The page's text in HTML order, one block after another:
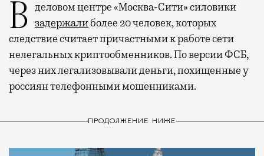
В деловом центре «Москва-Сити» силовики
задержалиболее 20 человек, которых
следствие считает причастными к работе сети
нелегальных криптообменников. По версии ФСБ,
через них легализовывали деньги, похищенные у
россиян телефонными мошенниками.
ПРОДОЛЖЕНИЕ НИЖЕ